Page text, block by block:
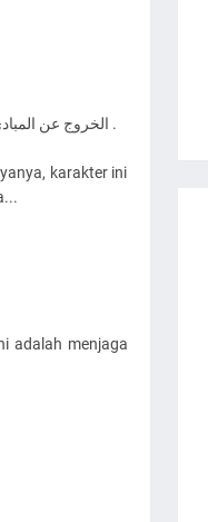
الخروج عن المبادئ و المألوف سمة من سمات هذا العصر ، و تُنتِج هذه السمة مجتمعاً غير قادر على التفاهم مع أفراد جنسه .
karakter ini
adalah menjaga